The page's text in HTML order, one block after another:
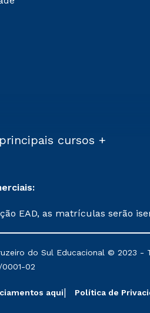
cursos +
EAD, as matrículas serão
negociação. Descontos
do Sul Educacional © 2023 -
0001-02
aqui Política de